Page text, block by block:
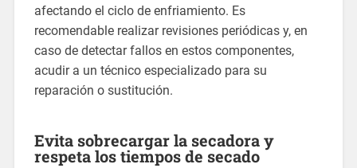
afectando el ciclo de enfriamiento. Es
recomendable realizar revisiones periódicas y, en
caso de detectar fallos en estos componentes,
acudir a un técnico especializado para su
reparación o sustitución.
Evita sobrecargar la secadora y
respeta los tiempos de secado